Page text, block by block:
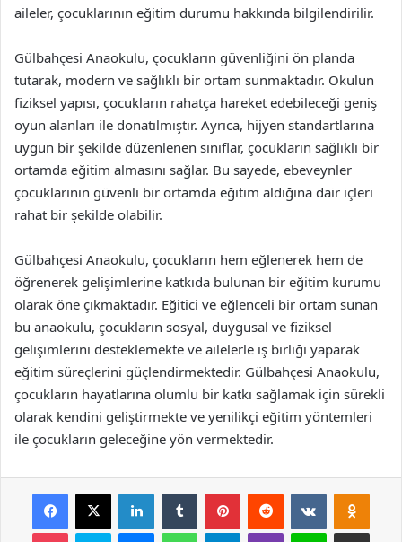
aileler, çocuklarının eğitim durumu hakkında bilgilendirilir.
Gülbahçesi Anaokulu, çocukların güvenliğini ön planda
tutarak, modern ve sağlıklı bir ortam sunmaktadır. Okulun
fiziksel yapısı, çocukların rahatça hareket edebileceği geniş
oyun alanları ile donatılmıştır. Ayrıca, hijyen standartlarına
uygun bir şekilde düzenlenen sınıflar, çocukların sağlıklı bir
ortamda eğitim almasını sağlar. Bu sayede, ebeveynler
çocuklarının güvenli bir ortamda eğitim aldığına dair içleri
rahat bir şekilde olabilir.
Gülbahçesi Anaokulu, çocukların hem eğlenerek hem de
öğrenerek gelişimlerine katkıda bulunan bir eğitim kurumu
olarak öne çıkmaktadır. Eğitici ve eğlenceli bir ortam sunan
bu anaokulu, çocukların sosyal, duygusal ve fiziksel
gelişimlerini desteklemekte ve ailelerle iş birliği yaparak
eğitim süreçlerini güçlendirmektedir. Gülbahçesi Anaokulu,
çocukların hayatlarına olumlu bir katkı sağlamak için sürekli
olarak kendini geliştirmekte ve yenilikçi eğitim yöntemleri
ile çocukların geleceğine yön vermektedir.
Facebook
X LinkedInTumblr PinterestReddit VKontakte
Pocket Skype MessengerWhatsAppTelegramViber Line E-Posta ile